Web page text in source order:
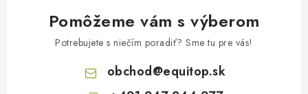
Pomôžeme vám s výberom
Potrebujete s niečím poradiť? Sme tu pre vás!
obchod@equitop.sk